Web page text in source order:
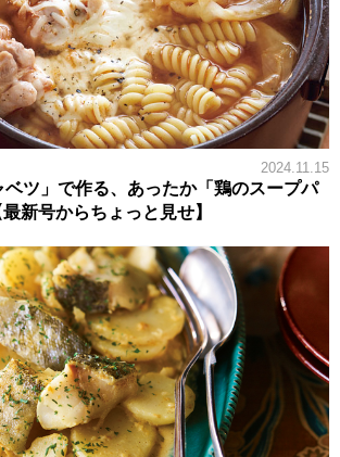
2024.11.15
ツ」で作る、あったか「鶏のスープパ
新号からちょっと見せ】